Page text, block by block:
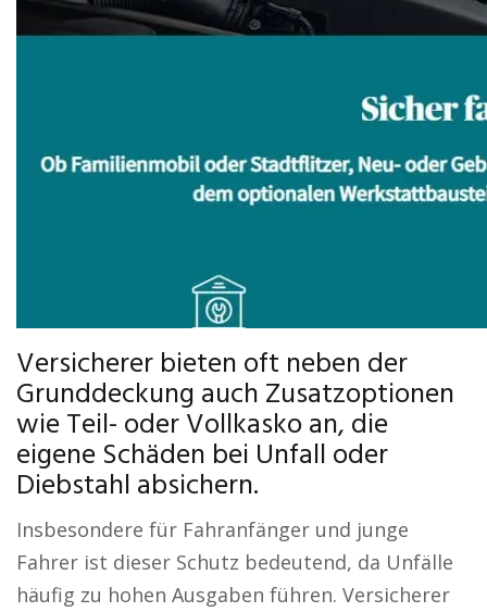
Versicherer bieten oft neben der
Grunddeckung auch Zusatzoptionen
wie Teil- oder Vollkasko an, die
eigene Schäden bei Unfall oder
Diebstahl absichern.
Insbesondere für Fahranfänger und junge
Fahrer ist dieser Schutz bedeutend, da Unfälle
häufig zu hohen Ausgaben führen. Versicherer